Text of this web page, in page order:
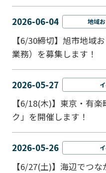
2026-06-04 地域
【6/30締切】旭市地域
業務）を募集します！
2026-05-27
【6/18(木)】東京・有
ク」を開催します！
2026-05-26
【6/27(土)】海辺でつ